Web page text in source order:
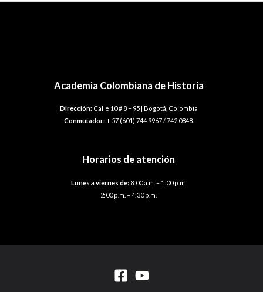
Academia Colombiana de Historia
Dirección:Calle 10 # 8 – 95 | Bogotá, Colombia
Conmutador:+ 57 (601) 744 9967 / 742 0848.
Horarios de atención
Lunes a viernes de: 8:00 a.m. – 1:00 p.m.
2:00 p.m. – 4:30 p.m.